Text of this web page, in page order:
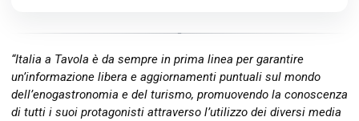
“Italia a Tavola è da sempre in prima linea per garantire
un’informazione libera e aggiornamenti puntuali sul mondo
dell’enogastronomia e del turismo, promuovendo la conoscenza
di tutti i suoi protagonisti attraverso l’utilizzo dei diversi media